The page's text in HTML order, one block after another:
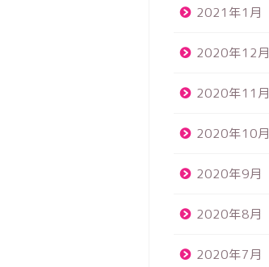
2021年1月
2020年12月
2020年11月
2020年10月
2020年9月
2020年8月
2020年7月